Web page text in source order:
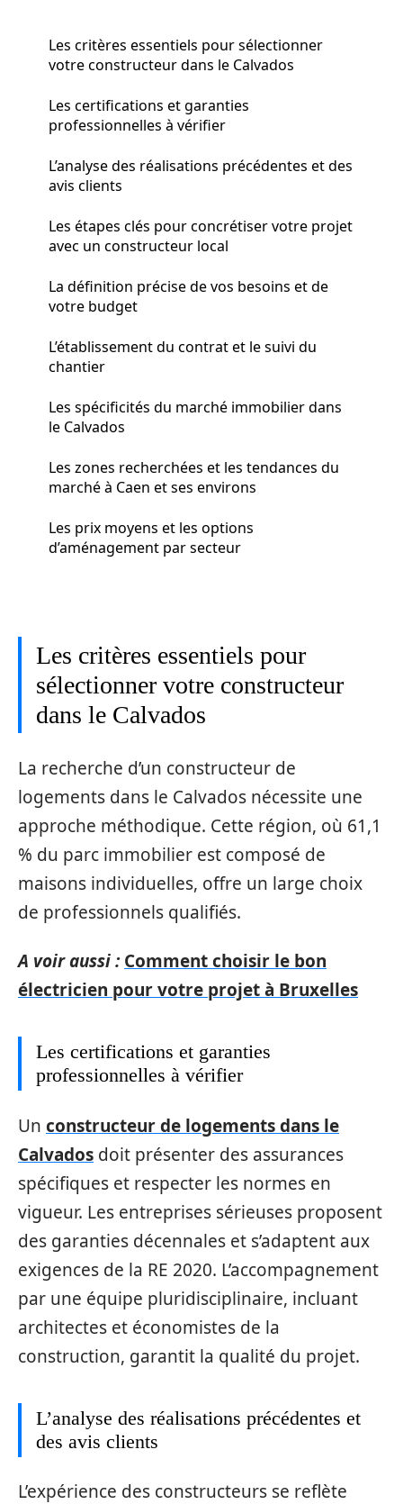
Les critères essentiels pour sélectionner
votre constructeur dans le Calvados
Les certifications et garanties
professionnelles à vérifier
L’analyse des réalisations précédentes et des
avis clients
Les étapes clés pour concrétiser votre projet
avec un constructeur local
La définition précise de vos besoins et de
votre budget
L’établissement du contrat et le suivi du
chantier
Les spécificités du marché immobilier dans
le Calvados
Les zones recherchées et les tendances du
marché à Caen et ses environs
Les prix moyens et les options
d’aménagement par secteur
Les critères essentiels pour
sélectionner votre constructeur
dans le Calvados
La recherche d’un constructeur de
logements dans le Calvados nécessite une
approche méthodique. Cette région, où 61,1
% du parc immobilier est composé de
maisons individuelles, offre un large choix
de professionnels qualifiés.
A voir aussi : Comment choisir le bon
électricien pour votre projet à Bruxelles
Les certifications et garanties
professionnelles à vérifier
Un constructeur de logements dans le
Calvados doit présenter des assurances
spécifiques et respecter les normes en
vigueur. Les entreprises sérieuses proposent
des garanties décennales et s’adaptent aux
exigences de la RE 2020. L’accompagnement
par une équipe pluridisciplinaire, incluant
architectes et économistes de la
construction, garantit la qualité du projet.
L’analyse des réalisations précédentes et
des avis clients
L’expérience des constructeurs se reflète